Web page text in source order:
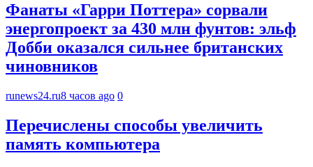
Фанаты «Гарри Поттера» сорвали
энергопроект за 430 млн фунтов: эльф
Добби оказался сильнее британских
чиновников
runews24.ru8 часов ago 0
Перечислены способы увеличить
память компьютера